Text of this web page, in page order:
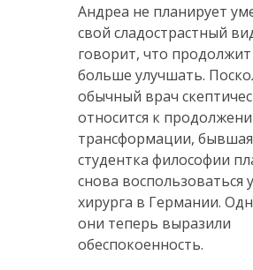
Андреа не планирует
свой сладострастный
говорит, что
больше улучшать.
обычный врач
относится к
трансформации, бывшая
студентка философии
снова воспользоваться
хирурга в Германии.
они теперь выразили
обеспокоенность.